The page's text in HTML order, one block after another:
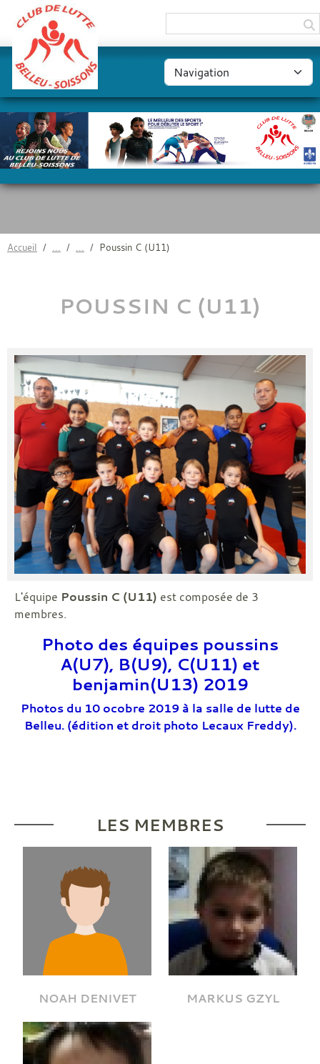
Accueil Poussin C (U11)
POUSSIN C (U11)
L'équipe Poussin C (U11) est composée de 3
membres.
Photo des équipes poussins
A(U7), B(U9), C(U11) et
benjamin(U13) 2019
Photos du 10 ocobre 2019 à la salle de lutte de
Belleu. (édition et droit photo Lecaux Freddy).
LES MEMBRES
NOAH DENIVET MARKUS GZYL
Panneau de gestion des cookies